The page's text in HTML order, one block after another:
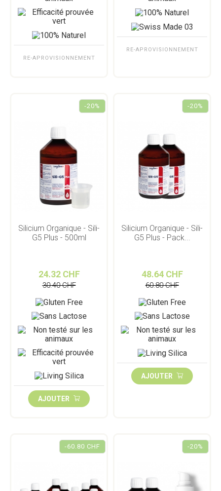
RE-APROVISIONNEMENT
RE-APROVISIONNEMENT
-20%
Silicium Organique - Sili-
G5 Plus - 500ml
24.32 CHF
30.40 CHF
AJOUTER
-20%
Silicium Organique - Sili-
G5 Plus - Pack...
48.64 CHF
60.80 CHF
AJOUTER
-60.80 CHF -20%